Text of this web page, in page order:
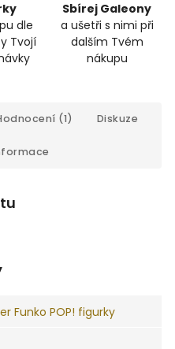
dle
Tvojí
Sbírej Galeony
a ušetři s nimi při
dalším Tvém
nákupu
(1) Diskuze
Funko POP! figurky